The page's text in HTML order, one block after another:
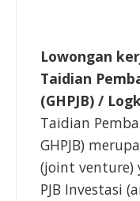
Lowongan
Taidian
(GHPJB) /
Taidian
GHPJB)
(joint venture)
PJB Investasi